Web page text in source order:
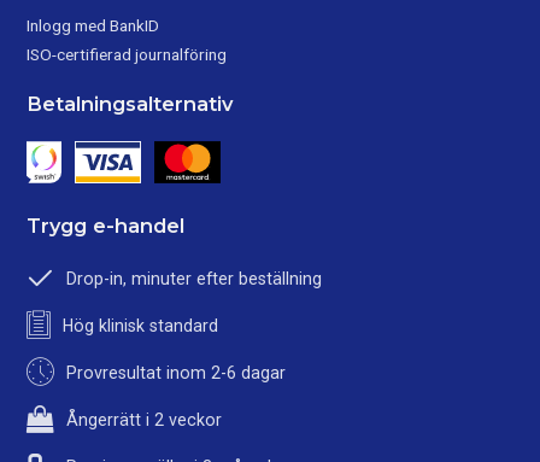
Inlogg med BankID
ISO-certifierad journalföring
Betalningsalternativ
Trygg e-handel
Drop-in, minuter efter beställning
Hög klinisk standard
Provresultat inom 2-6 dagar
Ångerrätt i 2 veckor